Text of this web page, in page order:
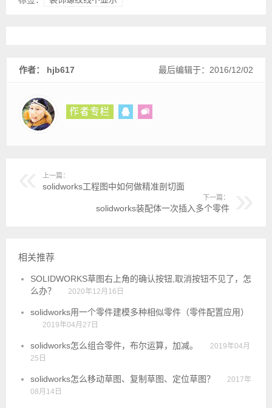
最后编辑于：2016/12/02
作者： hjb617
上一篇：
solidworks工程图中如何做精准剖切面
下一篇：
solidworks装配体一次插入多个零件
相关推荐
SOLIDWORKS草图右上角的确认按钮,取消按钮不见了，怎
么办？
2020年12月16日
solidworks用一个零件建模多种相似零件（零件配置应用）
2019年04月27日
solidworks怎么组合零件，布尔运算，加减。
2019年04月
25日
solidworks怎么移动草图、复制草图、定位草图？
2017年
08月14日